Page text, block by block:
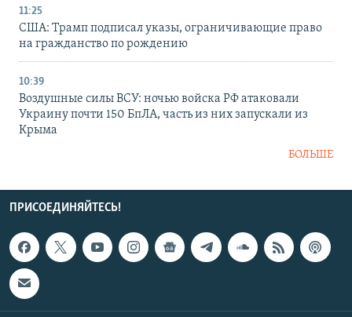
11:25
США: Трамп подписал указы, ограничивающие право
на гражданство по рождению
10:39
Воздушные силы ВСУ: ночью войска РФ атаковали
Украину почти 150 БпЛА, часть из них запускали из
Крыма
БОЛЬШЕ
ПРИСОЕДИНЯЙТЕСЬ!